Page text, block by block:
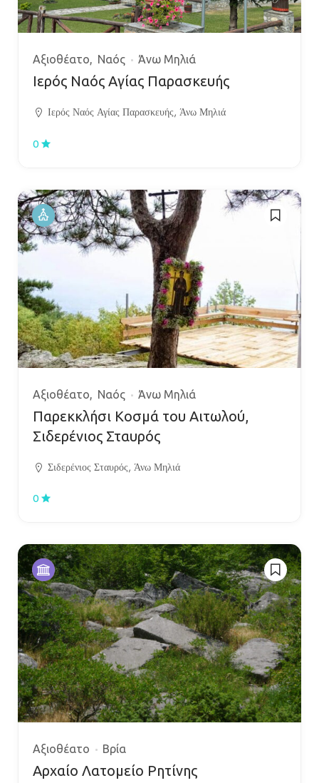
Αξιοθέατο Ναός Άνω Μηλιά
Ιερός Ναός Αγίας Παρασκευής
Ιερός Ναός Αγίας Παρασκευής, Άνω Μηλιά
0
Αξιοθέατο Ναός Άνω Μηλιά
Παρεκκλήσι Κοσμά του Αιτωλού,
Σιδερένιος Σταυρός
Σιδερένιος Σταυρός, Άνω Μηλιά
0
Αξιοθέατο Βρία
Αρχαίο Λατομείο Ρητίνης